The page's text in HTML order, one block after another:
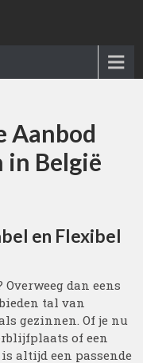
Aanbod
België
en Flexibel
dan eens
tal van
gezinnen. Of je nu
of een
altijd een passende